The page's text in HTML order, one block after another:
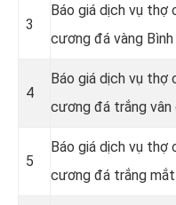
3
Báo giá dịch vụ thợ
cương đá vàng
4
Báo giá dịch vụ thợ
cương đá trắng vân
5
Báo giá dịch vụ thợ
cương đá trắng